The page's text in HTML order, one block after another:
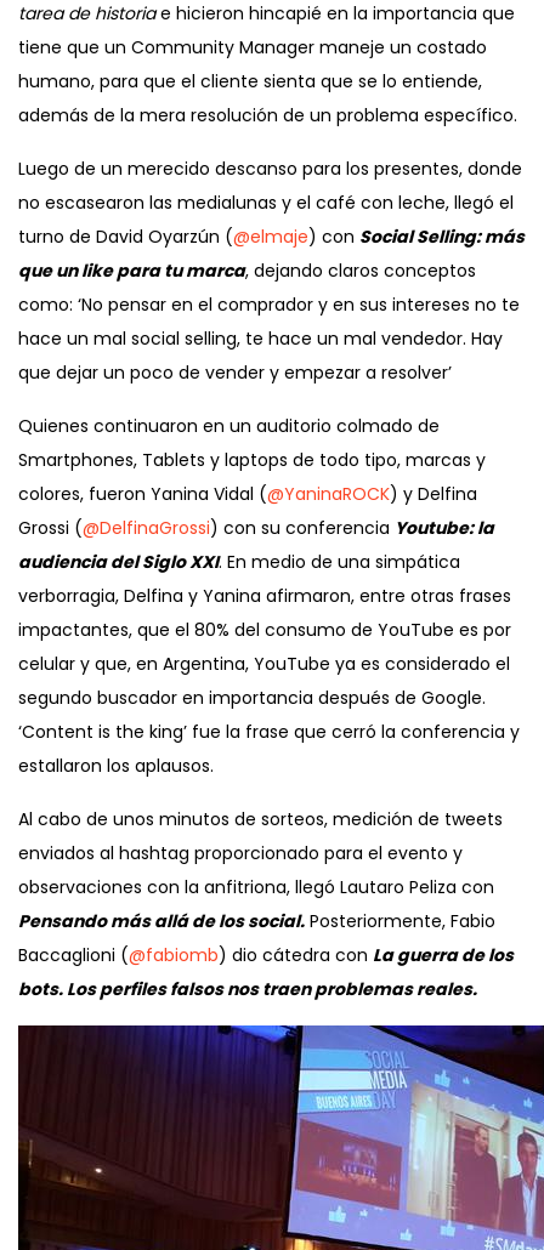
tarea de historiae hicieron hincapié en la importancia que
tiene que un Community Manager maneje un costado
humano, para que el cliente sienta que se lo entiende,
además de la mera resolución de un problema específico.
Luego de un merecido descanso para los presentes, donde
no escasearon las medialunas y el café con leche, llegó el
turno de David Oyarzún (@elmaje) con Social Selling: más
que un like para tu marca, dejando claros conceptos
como: ‘No pensar en el comprador y en sus intereses no te
hace un mal social selling, te hace un mal vendedor. Hay
que dejar un poco de vender y empezar a resolver’
Quienes continuaron en un auditorio colmado de
Smartphones, Tablets y laptops de todo tipo, marcas y
colores, fueron Yanina Vidal (@YaninaROCK) y Delfina
Grossi (@DelfinaGrossi) con su conferencia Youtube: la
audiencia del Siglo XXI. En medio de una simpática
verborragia, Delfina y Yanina afirmaron, entre otras frases
impactantes, que el 80% del consumo de YouTube es por
celular y que, en Argentina, YouTube ya es considerado el
segundo buscador en importancia después de Google.
‘Content is the king’ fue la frase que cerró la conferencia y
estallaron los aplausos.
Al cabo de unos minutos de sorteos, medición de tweets
enviados al hashtag proporcionado para el evento y
observaciones con la anfitriona, llegó Lautaro Peliza con
Pensando más allá de los social. Posteriormente, Fabio
Baccaglioni (@fabiomb) dio cátedra con La guerra de los
bots. Los perfiles falsos nos traen problemas reales.